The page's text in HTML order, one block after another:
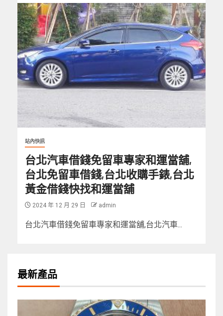
站內快訊
台北汽車借錢免留車專家和運當舖,
台北免留車借錢,台北收購手錶,台北
黃金借錢快找和運當舖
2024 年 12 月 29 日 admin
台北汽車借錢免留車專家和運當舖,台北汽車...
最新產品